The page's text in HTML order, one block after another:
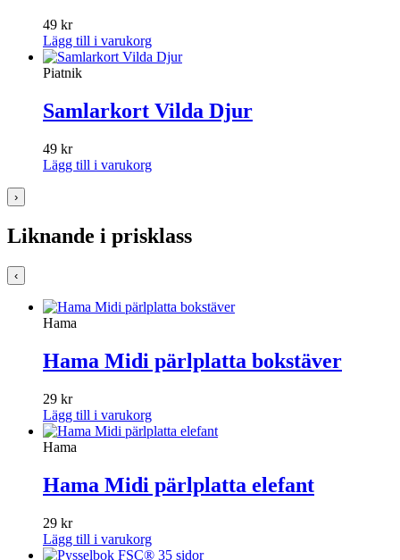
49 kr
Lägg till i varukorg
Piatnik
Samlarkort Vilda Djur
49 kr
Lägg till i varukorg
›
Liknande i prisklass
‹
Hama
Hama Midi pärlplatta bokstäver
29 kr
Lägg till i varukorg
Hama
Hama Midi pärlplatta elefant
29 kr
Lägg till i varukorg